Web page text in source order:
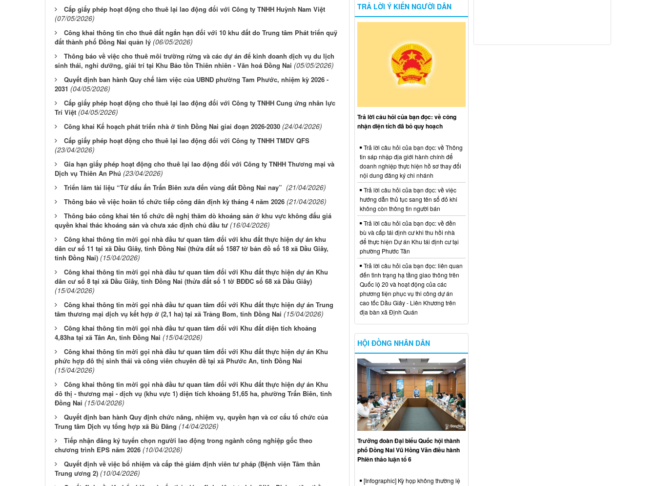
Cấp giấy phép hoạt động cho thuê lại lao động đối với Công ty TNHH Huỳnh Nam Việt
(07/05/2026)
Công khai thông tin cho thuê đất ngắn hạn đối với 10 khu đất do Trung tâm Phát triển quỹ
đất thành phố Đồng Nai quản lý (06/05/2026)
Thông báo về việc cho thuê môi trường rừng và các dự án để kinh doanh dịch vụ du lịch
sinh thái, nghỉ dưỡng, giải trí tại Khu Bảo tồn Thiên nhiên - Văn hoá Đồng Nai (05/05/2026)
Quyết định ban hành Quy chế làm việc của UBND phường Tam Phước, nhiệm kỳ 2026 -
2031 (04/05/2026)
Cấp giấy phép hoạt động cho thuê lại lao động đối với Công ty TNHH Cung ứng nhân lực
Trí Việt (04/05/2026)
Công khai Kế hoạch phát triển nhà ở tỉnh Đồng Nai giai đoạn 2026-2030 (24/04/2026)
Cấp giấy phép hoạt động cho thuê lại lao động đối với Công ty TNHH TMDV QFS
(23/04/2026)
Gia hạn giấy phép hoạt động cho thuê lại lao động đối với Công ty TNHH Thương mại và
Dịch vụ Thiên An Phú (23/04/2026)
Triển lãm tài liệu “Từ dấu ấn Trấn Biên xưa đến vùng đất Đồng Nai nay” (21/04/2026)
Thông báo về việc hoãn tổ chức tiếp công dân định kỳ tháng 4 năm 2026 (21/04/2026)
Thông báo công khai tên tổ chức đề nghị thăm dò khoáng sản ở khu vực không đấu giá
quyền khai thác khoáng sản và chưa xác định chủ đầu tư (16/04/2026)
Công khai thông tin mời gọi nhà đầu tư quan tâm đối với khu đất thực hiện dự án khu
dân cư số 11 tại xã Dầu Giây, tỉnh Đồng Nai (thửa đất số 1587 tờ bản đồ số 18 xã Dầu Giây,
tỉnh Đồng Nai) (15/04/2026)
Công khai thông tin mời gọi nhà đầu tư quan tâm đối với Khu đất thực hiện dự án Khu
dân cư số 8 tại xã Dầu Giây, tỉnh Đồng Nai (thửa đất số 1 tờ BĐĐC số 68 xã Dầu Giây)
(15/04/2026)
Công khai thông tin mời gọi nhà đầu tư quan tâm đối với Khu đất thực hiện dự án Trung
tâm thương mại dịch vụ kết hợp ở (2,1 ha) tại xã Trảng Bom, tỉnh Đồng Nai (15/04/2026)
Công khai thông tin mời gọi nhà đầu tư quan tâm đối với Khu đất diện tích khoảng
4,83ha tại xã Tân An, tỉnh Đồng Nai (15/04/2026)
Công khai thông tin mời gọi nhà đầu tư quan tâm đối với Khu đất thực hiện dự án Khu
phức hợp đô thị sinh thái và công viên chuyên đề tại xã Phước An, tỉnh Đồng Nai
(15/04/2026)
Công khai thông tin mời gọi nhà đầu tư quan tâm đối với Khu đất thực hiện dự án Khu
đô thị - thương mại - dịch vụ (khu vực 1) diện tích khoảng 51,65 ha, phường Trấn Biên, tỉnh
Đồng Nai (15/04/2026)
Quyết định ban hành Quy định chức năng, nhiệm vụ, quyền hạn và cơ cấu tổ chức của
Trung tâm Dịch vụ tổng hợp xã Bù Đăng (14/04/2026)
Tiếp nhận đăng ký tuyển chọn người lao động trong ngành công nghiệp gốc theo
chương trình EPS năm 2026 (10/04/2026)
Quyết định về việc bổ nhiệm và cấp thẻ giám định viên tư pháp (Bệnh viện Tâm thần
Trung ương 2) (10/04/2026)
TRẢ LỜI Ý KIẾN NGƯỜI DÂN
Trả lời câu hỏi của bạn đọc: về công
nhận diện tích đã bỏ quy hoạch
Trả lời câu hỏi của bạn đọc: về Thông
tin sáp nhập địa giới hành chính để
doanh nghiệp thực hiện hồ sơ thay đổi
nội dung đăng ký chi nhánh
Trả lời câu hỏi của bạn đọc: về việc
hướng dẫn thủ tục sang tên sổ đỏ khi
không còn thông tin người bán
Trả lời câu hỏi của bạn đọc: về đền
bù và cấp tái định cư khi thu hồi nhà
để thực hiện Dự án Khu tái định cư tại
phường Phước Tân
Trả lời câu hỏi của bạn đọc: liên quan
đến tình trạng hạ tầng giao thông trên
Quốc lộ 20 và hoạt động của các
phương tiện phục vụ thi công dự án
cao tốc Dầu Giây - Liên Khương trên
địa bàn xã Định Quán
HỘI ĐỒNG NHÂN DÂN
Trưởng đoàn Đại biểu Quốc hội thành
phố Đồng Nai Vũ Hồng Văn điều hành
Phiên thảo luận tổ 6
[Infographic] Kỳ họp không thường lệ